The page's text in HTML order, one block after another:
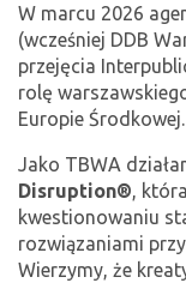
W marcu 2026
(wcześniej DDB
przejęcia
rolę
Europie Środkowej.
Jako TBWA
Disruption®,
kwestionowaniu
rozwiązaniami
Wierzymy, że